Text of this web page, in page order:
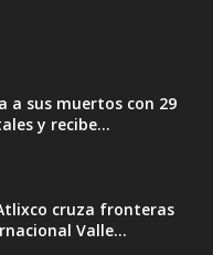
a sus muertos con 29
y recibe...
cruza fronteras
Valle...